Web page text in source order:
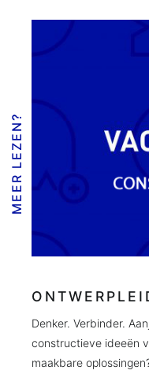
MEER LEZEN?
Denker. Verbinder.
constructieve ideeën
maakbare